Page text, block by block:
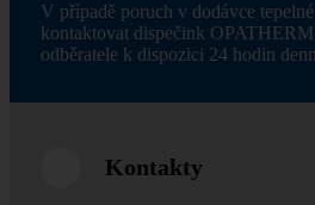
V případě poruch v dodávce
kontaktovat dispečink
odběratele k dispozici 24 hodin
Kontakty